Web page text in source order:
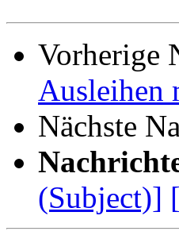
Vorherige
Ausleihen
Nächste
(Subject)]